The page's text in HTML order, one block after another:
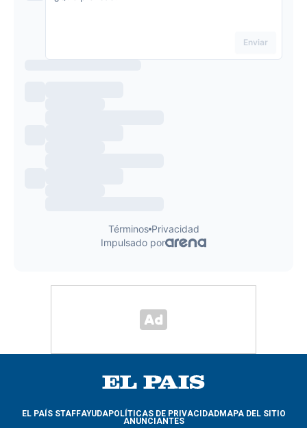
EL PAÍS STAFFAYUDAPOLÍTICAS DE PRIVACIDADMAPA DEL SITIO
ANUNCIANTES